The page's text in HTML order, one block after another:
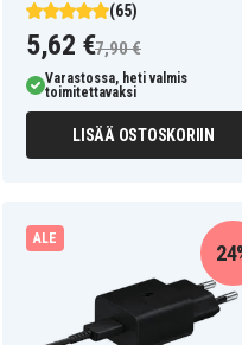
(65)
5,62 €7,90 €
Varastossa, heti valmis
toimitettavaksi
LISÄÄ OSTOSKORIIN
ALE